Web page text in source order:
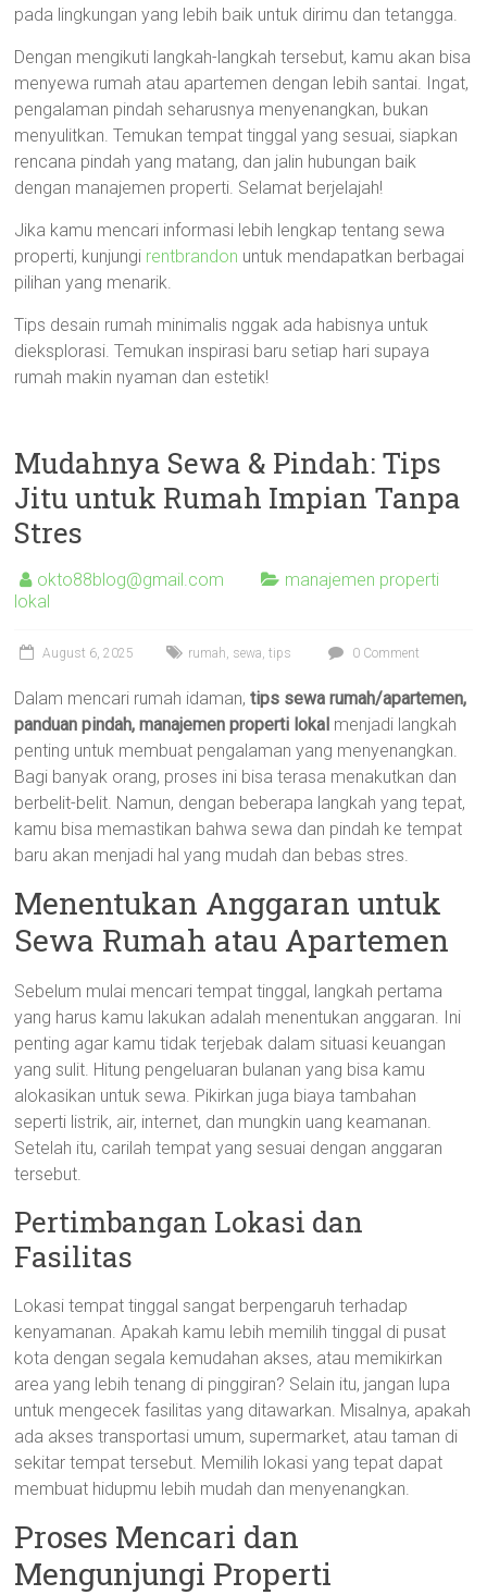
pada lingkungan yang lebih baik untuk dirimu dan tetangga.
Dengan mengikuti langkah-langkah tersebut, kamu akan bisa
menyewa rumah atau apartemen dengan lebih santai. Ingat,
pengalaman pindah seharusnya menyenangkan, bukan
menyulitkan. Temukan tempat tinggal yang sesuai, siapkan
rencana pindah yang matang, dan jalin hubungan baik
dengan manajemen properti. Selamat berjelajah!
Jika kamu mencari informasi lebih lengkap tentang sewa
properti, kunjungi rentbrandon untuk mendapatkan berbagai
pilihan yang menarik.
Tips desain rumah minimalis nggak ada habisnya untuk
dieksplorasi. Temukan inspirasi baru setiap hari supaya
rumah makin nyaman dan estetik!
Mudahnya Sewa & Pindah: Tips
Jitu untuk Rumah Impian Tanpa
Stres
okto88blog@gmail.com
manajemen properti
lokal
August 6, 2025 rumah, sewa,tips 0 Comment
Dalam mencari rumah idaman,tips sewa rumah/apartemen,
panduan pindah, manajemen properti lokal menjadi langkah
penting untuk membuat pengalaman yang menyenangkan.
Bagi banyak orang, proses ini bisa terasa menakutkan dan
berbelit-belit. Namun, dengan beberapa langkah yang tepat,
kamu bisa memastikan bahwa sewa dan pindah ke tempat
baru akan menjadi hal yang mudah dan bebas stres.
Menentukan Anggaran untuk
Sewa Rumah atau Apartemen
Sebelum mulai mencari tempat tinggal, langkah pertama
yang harus kamu lakukan adalah menentukan anggaran. Ini
penting agar kamu tidak terjebak dalam situasi keuangan
yang sulit. Hitung pengeluaran bulanan yang bisa kamu
alokasikan untuk sewa. Pikirkan juga biaya tambahan
seperti listrik, air, internet, dan mungkin uang keamanan.
Setelah itu, carilah tempat yang sesuai dengan anggaran
tersebut.
Pertimbangan Lokasi dan
Fasilitas
Lokasi tempat tinggal sangat berpengaruh terhadap
kenyamanan. Apakah kamu lebih memilih tinggal di pusat
kota dengan segala kemudahan akses, atau memikirkan
area yang lebih tenang di pinggiran? Selain itu, jangan lupa
untuk mengecek fasilitas yang ditawarkan. Misalnya, apakah
ada akses transportasi umum, supermarket, atau taman di
sekitar tempat tersebut. Memilih lokasi yang tepat dapat
membuat hidupmu lebih mudah dan menyenangkan.
Proses Mencari dan
Mengunjungi Properti